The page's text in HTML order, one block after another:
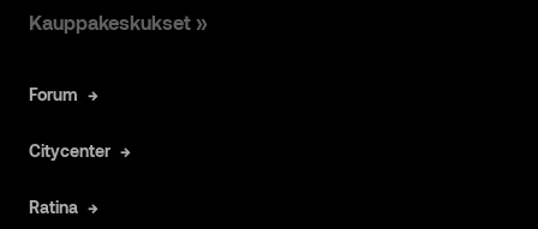
Kauppakeskukset »
Forum
Citycenter
Ratina